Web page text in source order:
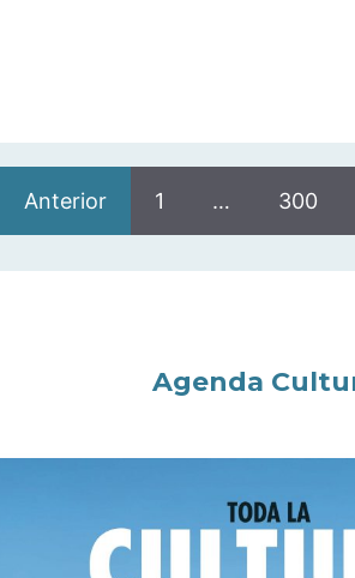
Anterior 1 … 300
Agenda